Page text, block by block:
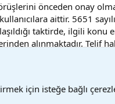
önceden onay
aittir. 5651
taktirde, ilgili konu
alınmaktadır. Telif
için isteğe bağlı